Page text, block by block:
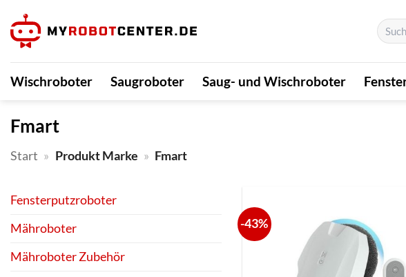
Inhalt
springen
Suchen
nach:
Wischroboter Saugroboter Saug- und Wischroboter
Fmart
Start » Produkt Marke » Fmart
Fensterputzroboter
Mähroboter
Mähroboter Zubehör
-43%